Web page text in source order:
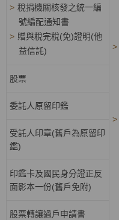
>
>
> 稅捐機關核發之統一編
號編配通知書
> 贈與稅完稅(免)證明(他
益信託)
股票
委託人原留印鑑
受託人印章(舊戶為原留印
鑑)
印鑑卡及國民身分證正反
面影本一份(舊戶免附)
股票轉讓過戶申請書